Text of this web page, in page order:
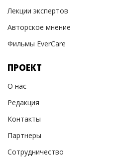
Лекции экспертов
Авторское мнение
Фильмы EverCare
ПРОЕКТ
О нас
Редакция
Контакты
Партнеры
Сотрудничество